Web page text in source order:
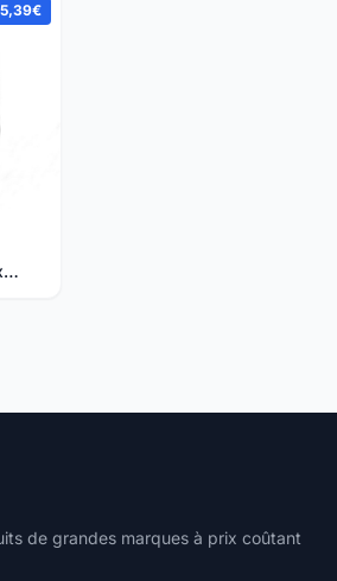
5,39€
de grandes marques à prix coûtant